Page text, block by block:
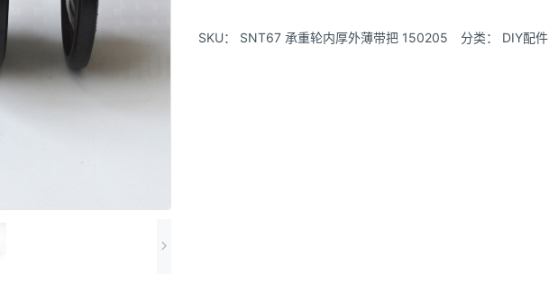
SKU： SNT67 承重轮内厚外薄带把 150205 分类： DIY配件